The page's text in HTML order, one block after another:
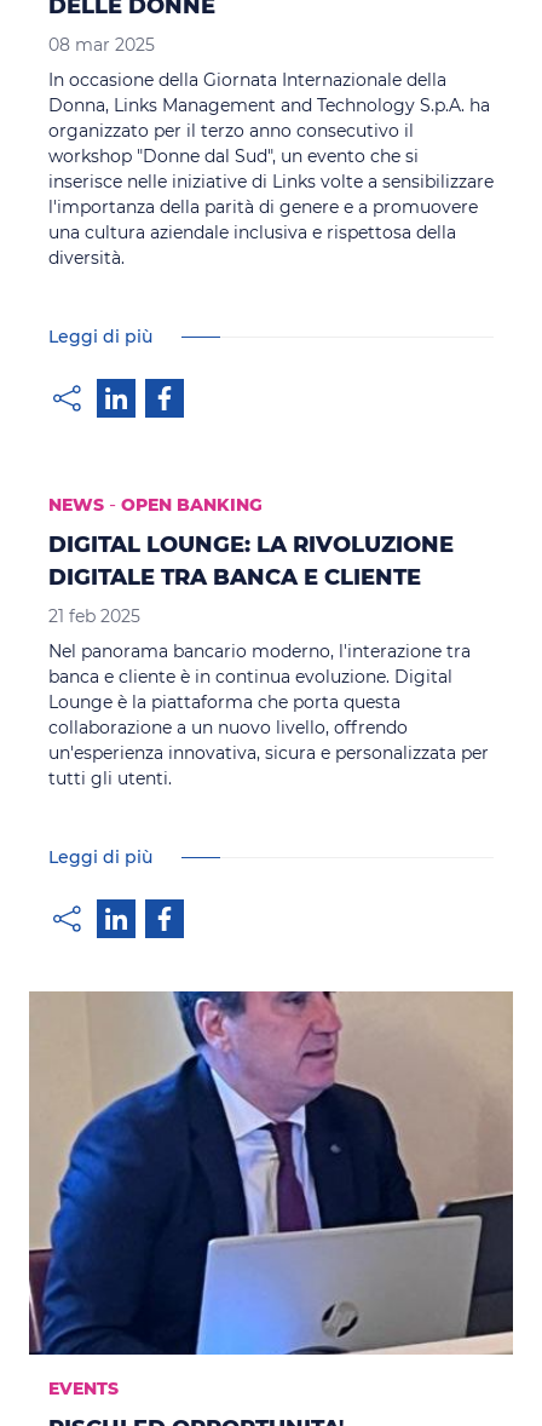
DELLE DONNE
08 mar 2025
In occasione della Giornata Internazionale della
Donna, Links Management and Technology S.p.A. ha
organizzato per il terzo anno consecutivo il
workshop "Donne dal Sud", un evento che si
inserisce nelle iniziative di Links volte a sensibilizzare
l'importanza della parità di genere e a promuovere
una cultura aziendale inclusiva e rispettosa della
diversità.
Leggi di più
NEWS - OPEN BANKING
DIGITAL LOUNGE: LA RIVOLUZIONE
DIGITALE TRA BANCA E CLIENTE
21 feb 2025
Nel panorama bancario moderno, l'interazione tra
banca e cliente è in continua evoluzione. Digital
Lounge è la piattaforma che porta questa
collaborazione a un nuovo livello, offrendo
un'esperienza innovativa, sicura e personalizzata per
tutti gli utenti.
Leggi di più
EVENTS